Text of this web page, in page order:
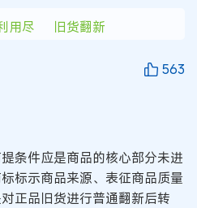
用尽 旧货翻新
563
条件应是商品的核心部分未进
标示商品来源、表征商品质量
正品旧货进行普通翻新后转